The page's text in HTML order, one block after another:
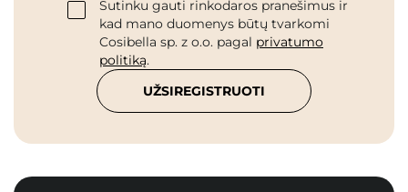
Sutinku gauti rinkodaros pranešimus ir
kad mano duomenys būtų tvarkomi
Cosibella sp. z o.o. pagal privatumo
politiką.
UŽSIREGISTRUOTI